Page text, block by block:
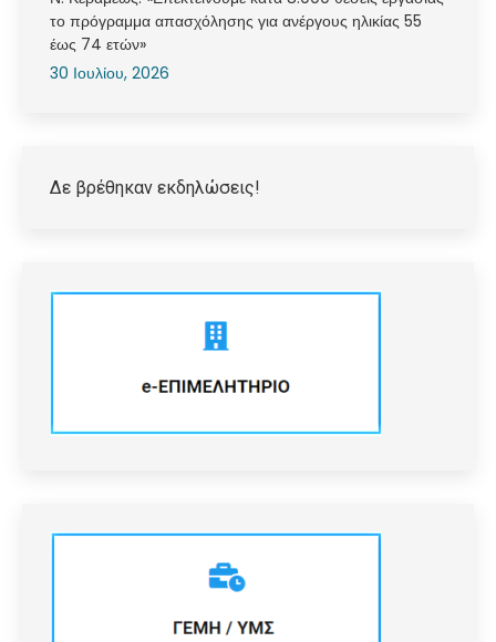
το πρόγραμμα απασχόλησης για ανέργους ηλικίας 55
έως 74 ετών»
30 Ιουλίου, 2026
Δε βρέθηκαν εκδηλώσεις!